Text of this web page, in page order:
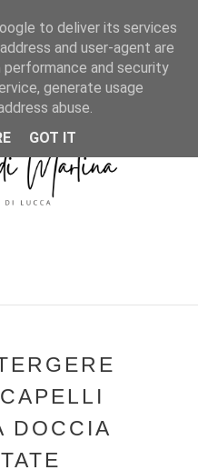
MENU
DOCCIA
to deliver its services
and user-agent are
and security
generate usage
abuse.
GOT IT